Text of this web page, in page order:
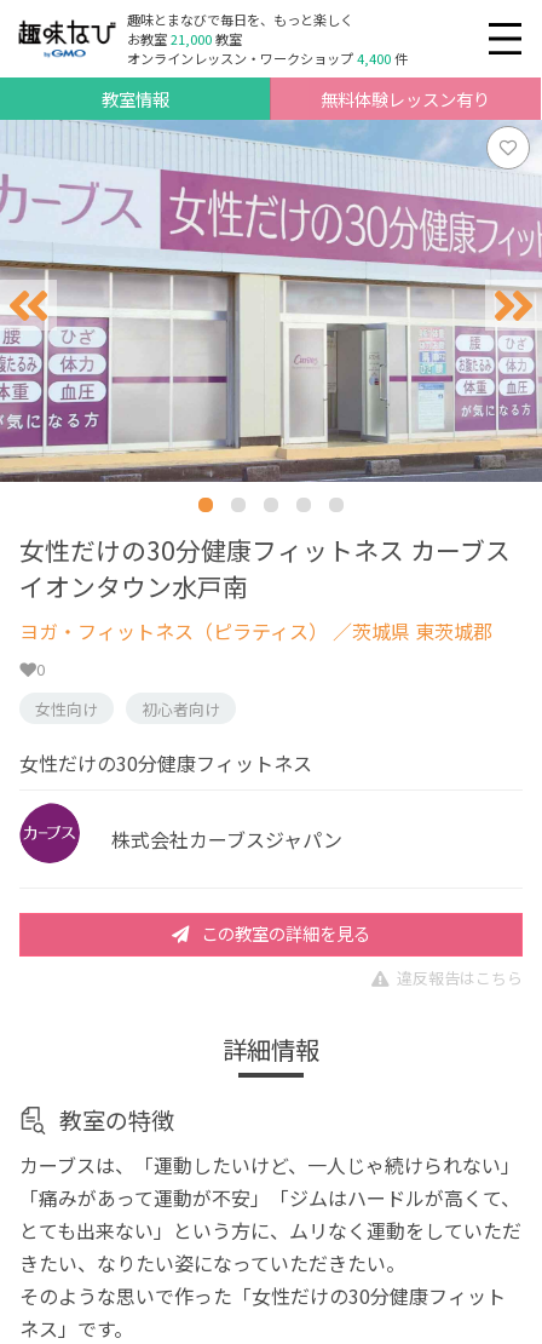
趣味とまなびで毎日を、もっと楽しく
お教室21,000教室
オンラインレッスン・ワークショップ4,400件
教室情報 無料体験レッスン有り
女性だけの30分健康フィットネス カーブス
イオンタウン水戸南
ヨガ・フィットネス（ピラティス） ／茨城県 東茨城郡
0
女性向け
初心者向け
女性だけの30分健康フィットネス
株式会社カーブスジャパン
この教室の詳細を見る
違反報告はこちら
詳細情報
教室の特徴
カーブスは、「運動したいけど、一人じゃ続けられない」
「痛みがあって運動が不安」「ジムはハードルが高くて、
とても出来ない」という方に、ムリなく運動をしていただ
きたい、なりたい姿になっていただきたい。
そのような思いで作った「女性だけの30分健康フィット
ネス」です。